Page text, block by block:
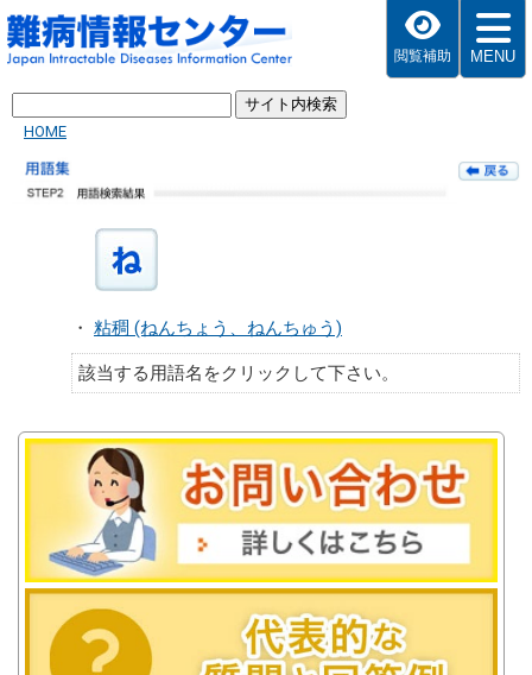
閲覧補助 MENU
HOME
・ 粘稠 (ねんちょう、ねんちゅう)
該当する用語名をクリックして下さい。